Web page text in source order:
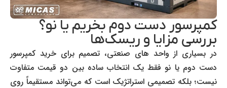
کمپرسور دست دوم بخریم یا نو؟
بررسی مزایا و ریسک‌ها
در بسیاری از واحد های صنعتی، تصمیم برای خرید کمپرسور
دست دوم یا نو فقط یک انتخاب ساده بین دو قیمت متفاوت
نیست؛ بلکه تصمیمی استراتژیک است که می‌تواند مستقیماً روی